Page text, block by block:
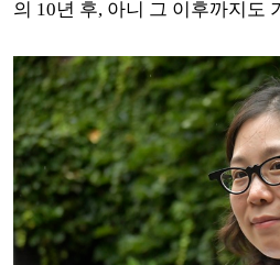
의 10년 후, 아니 그 이후까지도